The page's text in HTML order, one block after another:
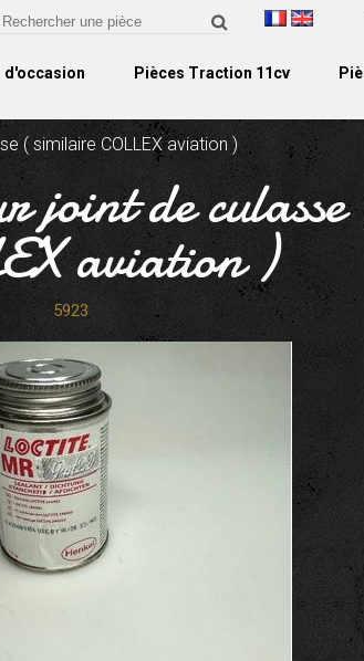
d'occasion Pièces Traction 11cv
( similaire COLLEX aviation )
joint de
aviation )
5923